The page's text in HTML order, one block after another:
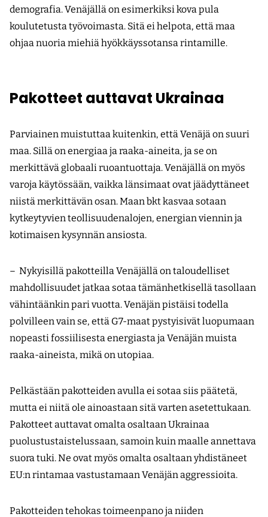
demografia. Venäjällä on esimerkiksi kova pula
koulutetusta työvoimasta. Sitä ei helpota, että maa
ohjaa nuoria miehiä hyökkäyssotansa rintamille.
Pakotteet auttavat Ukrainaa
Parviainen muistuttaa kuitenkin, että Venäjä on suuri
maa. Sillä on energiaa ja raaka-aineita, ja se on
merkittävä globaali ruoantuottaja. Venäjällä on myös
varoja käytössään, vaikka länsimaat ovat jäädyttäneet
niistä merkittävän osan. Maan bkt kasvaa sotaan
kytkeytyvien teollisuudenalojen, energian viennin ja
kotimaisen kysynnän ansiosta.
– Nykyisillä pakotteilla Venäjällä on taloudelliset
mahdollisuudet jatkaa sotaa tämänhetkisellä tasollaan
vähintäänkin pari vuotta. Venäjän pistäisi todella
polvilleen vain se, että G7-maat pystyisivät luopumaan
nopeasti fossiilisesta energiasta ja Venäjän muista
raaka-aineista, mikä on utopiaa.
Pelkästään pakotteiden avulla ei sotaa siis päätetä,
mutta ei niitä ole ainoastaan sitä varten asetettukaan.
Pakotteet auttavat omalta osaltaan Ukrainaa
puolustustaistelussaan, samoin kuin maalle annettava
suora tuki. Ne ovat myös omalta osaltaan yhdistäneet
EU:n rintamaa vastustamaan Venäjän aggressioita.
Pakotteiden tehokas toimeenpano ja niiden